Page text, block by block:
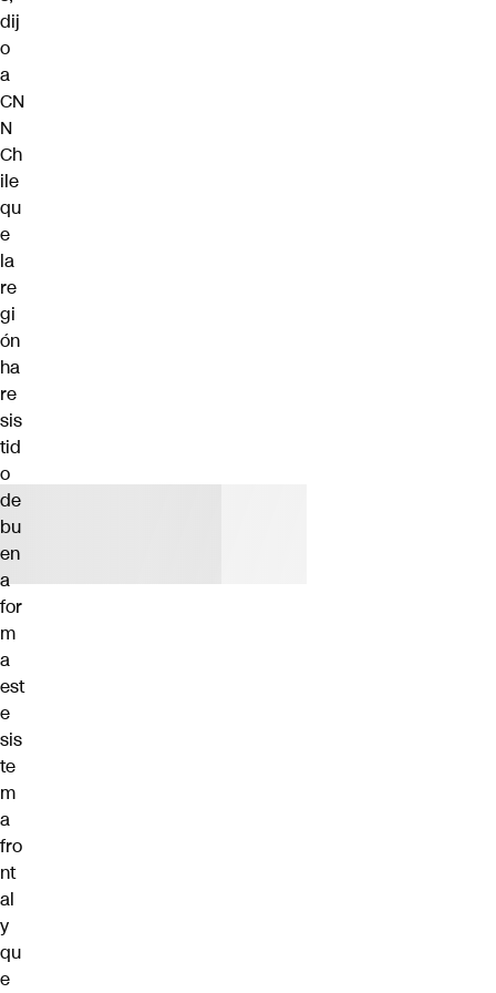
dij
o
a
CN
N
Ch
ile
qu
e
la
re
gi
ón
ha
re
sis
tid
o
de
bu
en
a
for
m
a
est
e
sis
te
m
a
fro
nt
al
y
qu
e